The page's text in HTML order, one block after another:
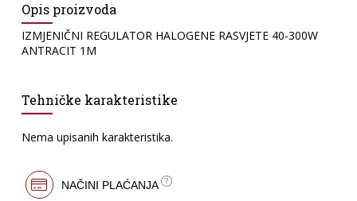
Opis proizvoda
IZMJENIČNI REGULATOR HALOGENE RASVJETE 40-300W
ANTRACIT 1M
Tehničke karakteristike
Nema upisanih karakteristika.
NAČINI PLAĆANJA